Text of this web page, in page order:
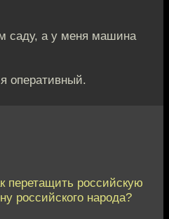
саду, а у меня машина
оперативный.
перетащить российскую
российского народа?